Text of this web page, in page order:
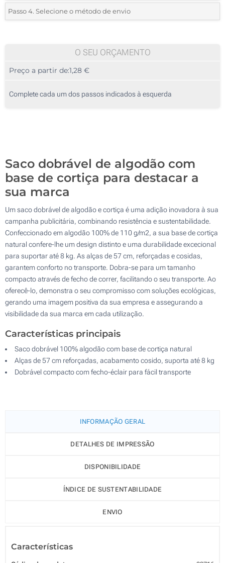
1 Cor (Num lado)
*Quantidade mínima:50
100
250
Passo 4. Selecione o método de envio
O SEU ORÇAMENTO
Preço a partir de:1,28 €
Complete cada um dos passos indicados à esquerda
Saco dobrável de algodão com
base de cortiça para destacar a
sua marca
Um saco dobrável de algodão e cortiça é uma adição inovadora à sua
campanha publicitária, combinando resistência e sustentabilidade.
Confeccionado em algodão 100% de 110 g/m2, a sua base de cortiça
natural confere-lhe um design distinto e uma durabilidade excecional
para suportar até 8 kg. As alças de 57 cm, reforçadas e cosidas,
garantem conforto no transporte. Dobra-se para um tamanho
compacto através de fecho de correr, facilitando o seu transporte. Ao
oferecê-lo, demonstra o seu compromisso com soluções ecológicas,
gerando uma imagem positiva da sua empresa e assegurando a
visibilidade da sua marca em cada utilização.
Características principais
Saco dobrável 100% algodão com base de cortiça natural
Alças de 57 cm reforçadas, acabamento cosido, suporta até 8 kg
Dobrável compacto com fecho-éclair para fácil transporte
INFORMAÇÃO GERAL
DETALHES DE IMPRESSÃO
DISPONIBILIDADE
ÍNDICE DE SUSTENTABILIDADE
ENVIO
Características